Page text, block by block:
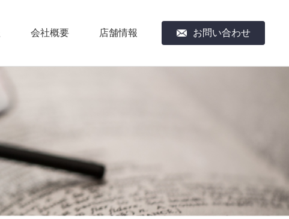
会社概要 店舗情報 お問い合わせ